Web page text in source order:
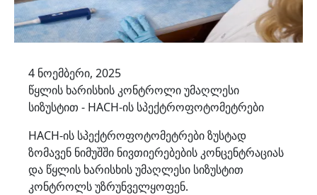
4 ნოემბერი, 2025
წყლის ხარისხის კონტროლი უმაღლესი
სიზუსტით - HACH-ის სპექტროფოტომეტრები
HACH-ის სპექტროფოტომეტრები ზუსტად
ზომავენ ნიმუშში ნივთიერებების კონცენტრაციას
და წყლის ხარისხის უმაღლესი სიზუსტით
კონტროლს უზრუნველყოფენ.